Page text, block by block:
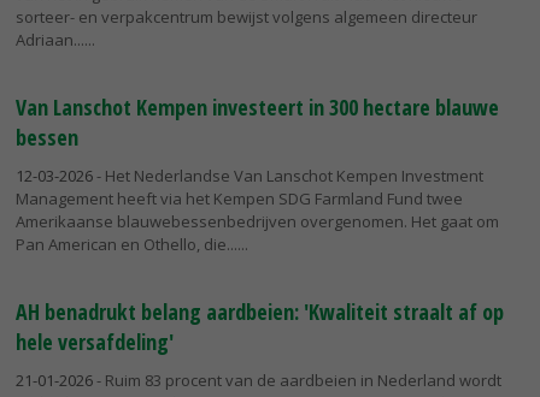
sorteer- en verpakcentrum bewijst volgens algemeen directeur
Adriaan...
Van Lanschot Kempen investeert in 300 hectare blauwe
bessen
12-03-2026- Het Nederlandse Van Lanschot Kempen Investment
Management heeft via het Kempen SDG Farmland Fund twee
Amerikaanse blauwebessenbedrijven overgenomen. Het gaat om
Pan American en Othello, die...
AH benadrukt belang aardbeien: 'Kwaliteit straalt af op
hele versafdeling'
21-01-2026- Ruim 83 procent van de aardbeien in Nederland wordt